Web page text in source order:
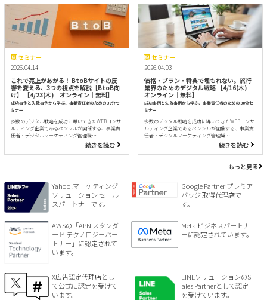
セミナー
2026.04.14
これで売上があがる！ BtoBサイトの反
響を変える、3つの視点を解説【BtoB向
け】 【4/23(木)｜オンライン｜無料】
成功事例と失敗事例から学ぶ、事業責任者のための30分セ
ミナー
多数のデジタル戦略を成功に導いてきたWEBコンサ
ルティング企業であるペンシルが開催する、事業責
任者・デジタルマーケティング管理職…
続きを読む
セミナー
2026.04.03
価格・プラン・特典で埋もれない。旅行
業界のためのデジタル戦略 【4/16(木)｜
オンライン｜無料】
成功事例と失敗事例から学ぶ、事業責任者のための30分セ
ミナー
多数のデジタル戦略を成功に導いてきたWEBコンサ
ルティング企業であるペンシルが開催する、事業責
任者・デジタルマーケティング管理職…
続きを読む
もっと見る
Yahoo!マーケティング
ソリューション セール
スパートナーです。
Google Partner プレミア
バッジ 取得代理店で
す。
AWSの「APN スタンダ
ード テクノロジーパー
トナー」に認定されて
います。
Meta ビジネスパートナ
ーに認定されています。
X広告認定代理店とし
て公式に認定を受けて
います。
LINEソリューションのS
ales Partnerとして認定
を受けています。